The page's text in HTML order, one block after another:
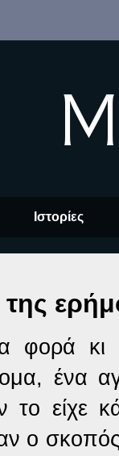
Ιστορίες
φορά κι
ένα
το είχε
ο